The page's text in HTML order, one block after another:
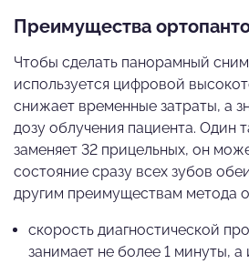
Преимущества
Чтобы сделать панорамный
используется цифровой
снижает временные затраты, а
дозу облучения пациента. Один
заменяет 32 прицельных, он
состояние сразу всех зубов
другим преимуществам метода
скорость диагностической
занимает не более 1 минуты,